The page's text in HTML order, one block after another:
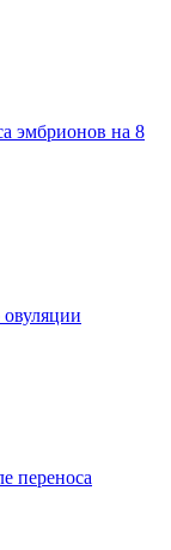
эмбрионов на 8
овуляции
переноса